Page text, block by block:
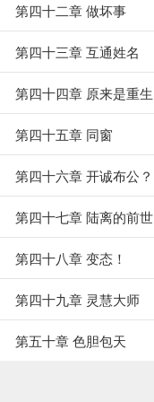
第四十二章 做坏事
第四十三章 互通姓名
第四十四章 原来是重生
第四十五章 同窗
第四十六章 开诚布公？
第四十七章 陆离的前世
第四十八章 变态！
第四十九章 灵慧大师
第五十章 色胆包天